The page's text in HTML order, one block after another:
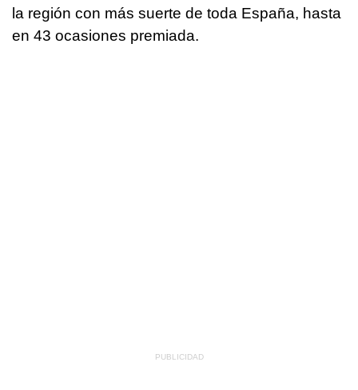
la región con más suerte de toda España, hasta
en 43 ocasiones premiada.